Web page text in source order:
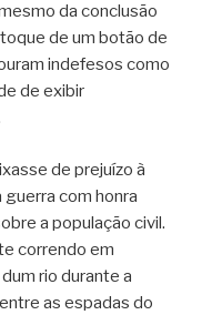
da conclusão
de um botão de
indefesos como
de exibir
de prejuízo à
com honra
a população civil.
correndo em
rio durante a
as espadas do